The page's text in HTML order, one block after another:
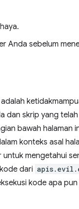
Anda sebelum
dan skrip yang
bawah halaman
konteks asal
mengetahui
dari
kode apa